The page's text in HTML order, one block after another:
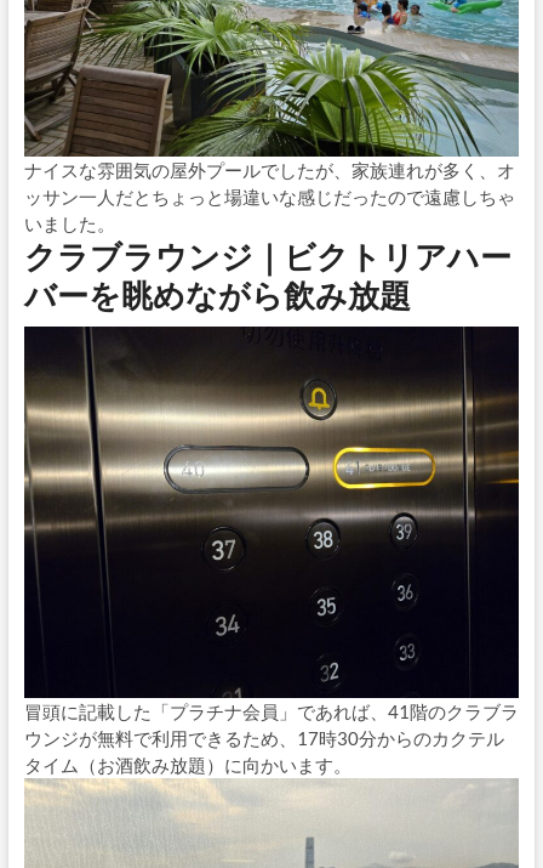
ナイスな雰囲気の屋外プールでしたが、家族連れが多く、オ
ッサン一人だとちょっと場違いな感じだったので遠慮しちゃ
いました。
クラブラウンジ｜ビクトリアハー
バーを眺めながら飲み放題
冒頭に記載した「プラチナ会員」であれば、41階のクラブラ
ウンジが無料で利用できるため、17時30分からのカクテル
タイム（お酒飲み放題）に向かいます。